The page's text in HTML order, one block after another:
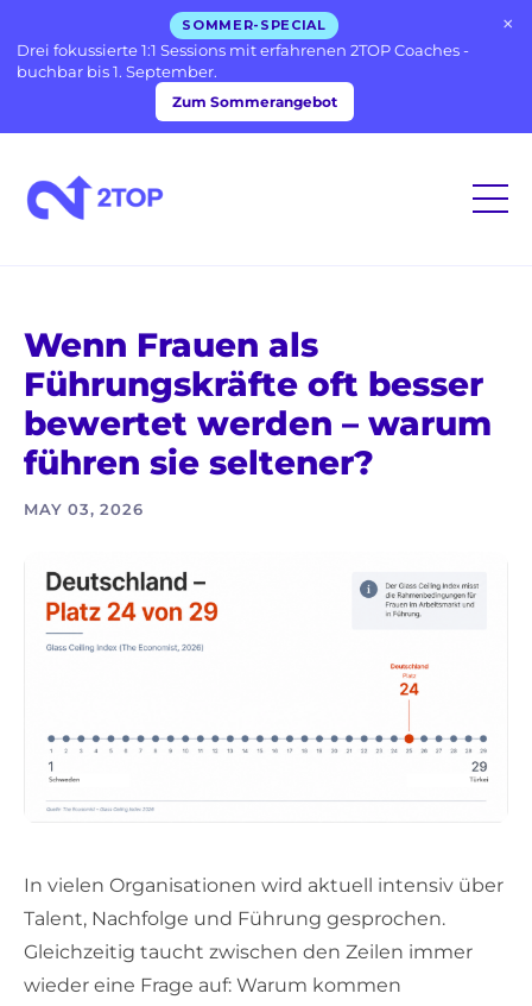
SOMMER-SPECIAL
Drei fokussierte 1:1 Sessions mit erfahrenen 2TOP Coaches -
buchbar bis 1. September.
Zum Sommerangebot
×
Wenn Frauen als
Führungskräfte oft besser
bewertet werden – warum
führen sie seltener?
MAY 03, 2026
In vielen Organisationen wird aktuell intensiv über
Talent, Nachfolge und Führung gesprochen.
Gleichzeitig taucht zwischen den Zeilen immer
wieder eine Frage auf: Warum kommen